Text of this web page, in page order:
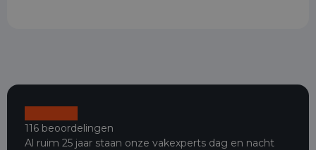
116 beoordelingen
Al ruim 25 jaar staan onze vakexperts dag en nacht